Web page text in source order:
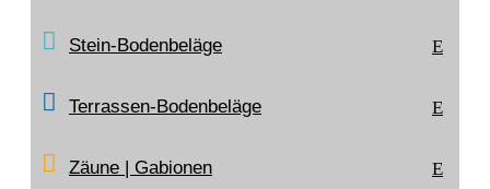
Stein-Bodenbeläge E
Terrassen-Bodenbeläge E
Zäune | Gabionen E